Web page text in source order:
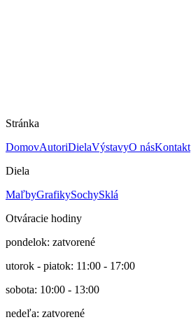
Stránka
DomovAutoriDielaVýstavyO násKontakt
Diela
MaľbyGrafikySochySklá
Otváracie hodiny
pondelok: zatvorené
utorok - piatok: 11:00 - 17:00
sobota: 10:00 - 13:00
nedeľa: zatvorené